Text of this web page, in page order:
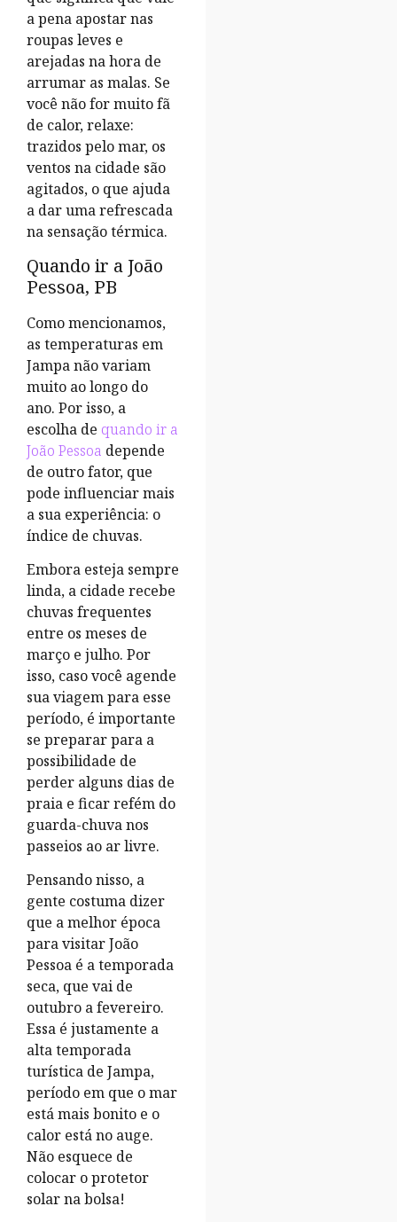
a pena apostar nas
roupas leves e
arejadas na hora de
arrumar as malas. Se
você não for muito fã
de calor, relaxe:
trazidos pelo mar, os
ventos na cidade são
agitados, o que ajuda
a dar uma refrescada
na sensação térmica.
Quando ir a João
Pessoa, PB
Como mencionamos,
as temperaturas em
Jampa não variam
muito ao longo do
ano. Por isso, a
escolha de quando ir a
João Pessoa depende
de outro fator, que
pode influenciar mais
a sua experiência: o
índice de chuvas.
Embora esteja sempre
linda, a cidade recebe
chuvas frequentes
entre os meses de
março e julho. Por
isso, caso você agende
sua viagem para esse
período, é importante
se preparar para a
possibilidade de
perder alguns dias de
praia e ficar refém do
guarda-chuva nos
passeios ao ar livre.
Pensando nisso, a
gente costuma dizer
que a melhor época
para visitar João
Pessoa é a temporada
seca, que vai de
outubro a fevereiro.
Essa é justamente a
alta temporada
turística de Jampa,
período em que o mar
está mais bonito e o
calor está no auge.
Não esquece de
colocar o protetor
solar na bolsa!